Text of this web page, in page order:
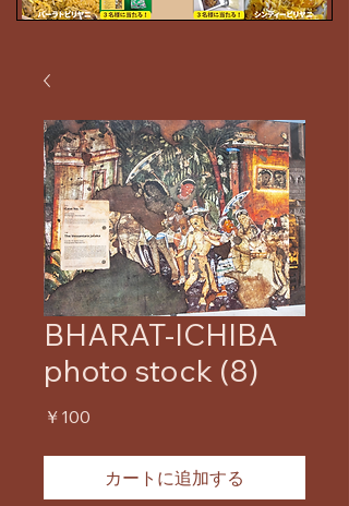
BHARAT-ICHIBA
photo stock (8)
￥100
カートに追加する